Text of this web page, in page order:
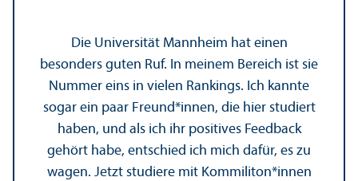
Die Universität Mannheim hat einen
besonders guten Ruf. In meinem Bereich ist sie
Nummer eins in vielen Rankings. Ich kannte
sogar ein paar Freund*innen, die hier studiert
haben, und als ich ihr positives Feedback
gehört habe, entschied ich mich dafür, es zu
wagen. Jetzt studiere mit Kommiliton*innen